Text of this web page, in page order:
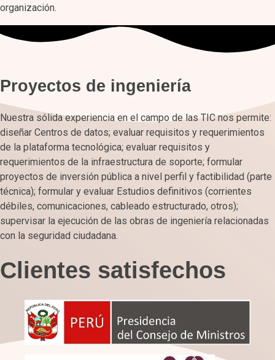
organización.
Proyectos de ingeniería
Nuestra sólida experiencia en el campo de las TIC nos permite:
diseñar Centros de datos; evaluar requisitos y requerimientos
de la plataforma tecnológica; evaluar requisitos y
requerimientos de la infraestructura de soporte; formular
proyectos de inversión pública a nivel perfil y factibilidad (parte
técnica); formular y evaluar Estudios definitivos (corrientes
débiles, comunicaciones, cableado estructurado, otros);
supervisar la ejecución de las obras de ingeniería relacionadas
con la seguridad ciudadana.
Clientes satisfechos